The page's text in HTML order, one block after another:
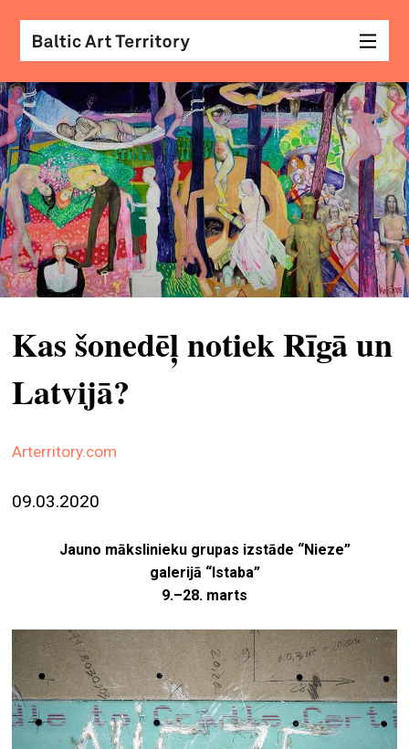
ar
par
Kas šonedēļ notiek Rīgā un
Latvijā?
Arterritory.com
09.03.2020
Jauno mākslinieku grupas izstāde “Nieze”
galerijā “Istaba”
9.–28. marts